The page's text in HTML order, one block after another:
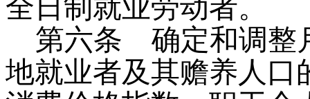
全日制就业劳动者。
第六条 确定和调整
地就业者及其赡养人口